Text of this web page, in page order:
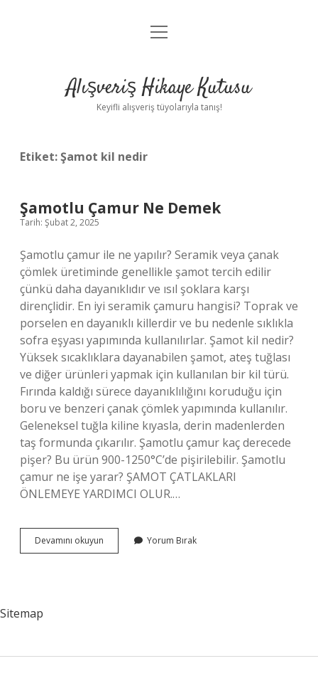
Anasayfa
Yasal Uyarı
menüyü
Alışveriş Hikaye Kutusu
Keyifli alışveriş tüyolarıyla tanış!
Etiket:Şamot kil nedir
Şamotlu Çamur Ne Demek
Tarih: Şubat 2, 2025
Şamotlu çamur ile ne yapılır? Seramik veya çanak
çömlek üretiminde genellikle şamot tercih edilir
çünkü daha dayanıklıdır ve ısıl şoklara karşı
dirençlidir. En iyi seramik çamuru hangisi? Toprak ve
porselen en dayanıklı killerdir ve bu nedenle sıklıkla
sofra eşyası yapımında kullanılırlar. Şamot kil nedir?
Yüksek sıcaklıklara dayanabilen şamot, ateş tuğlası
ve diğer ürünleri yapmak için kullanılan bir kil türü.
Fırında kaldığı sürece dayanıklılığını koruduğu için
boru ve benzeri çanak çömlek yapımında kullanılır.
Geleneksel tuğla kiline kıyasla, derin madenlerden
taş formunda çıkarılır. Şamotlu çamur kaç derecede
pişer? Bu ürün 900-1250°C’de pişirilebilir. Şamotlu
çamur ne işe yarar? ŞAMOT ÇATLAKLARI
ÖNLEMEYE YARDIMCI OLUR.…
Devamını okuyun Şamotlu
Çamur
Yorum Bırak
Sitemap